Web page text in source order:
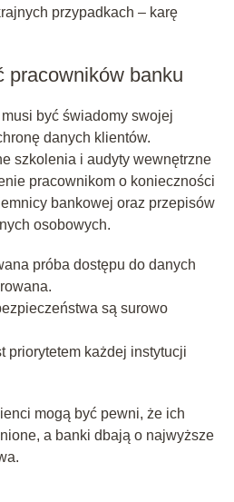
przypadkach – karę
pracowników banku
być świadomy swojej
danych klientów.
szkolenia i audyty wewnętrzne
pracownikom o konieczności
bankowej oraz przepisów
osobowych.
próba dostępu do danych
są surowo
priorytetem każdej instytucji
mogą być pewni, że ich
a banki dbają o najwyższe